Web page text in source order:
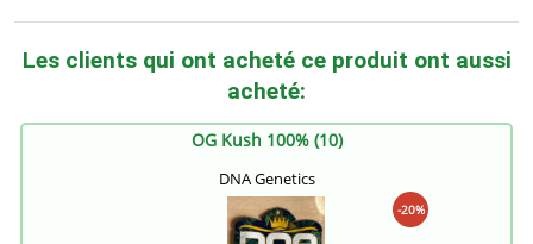
Les clients qui ont acheté ce produit ont aussi
acheté:
OG Kush 100% (10)
DNA Genetics
-20%